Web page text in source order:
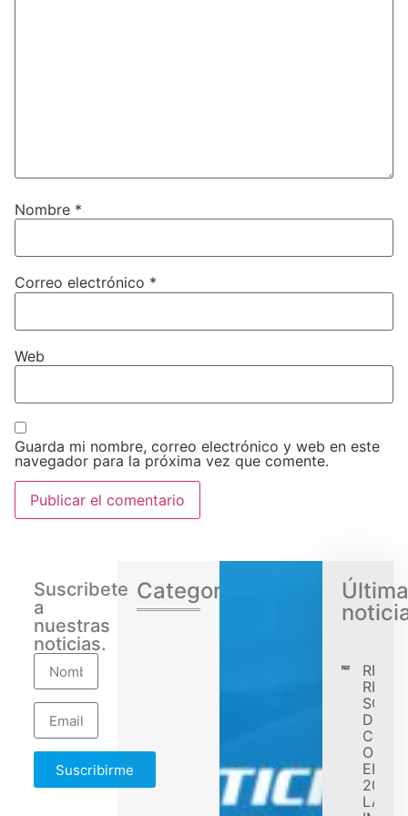
Nombre *
Correo electrónico *
Web
Guarda mi nombre, correo electrónico y web en este
navegador para la próxima vez que comente.
Suscribete
a
nuestras
noticias.
Suscribirme
Categorias
EL
2026
LA